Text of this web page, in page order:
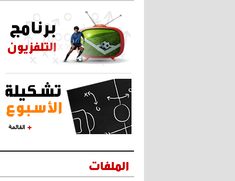
القائمة
الملفات